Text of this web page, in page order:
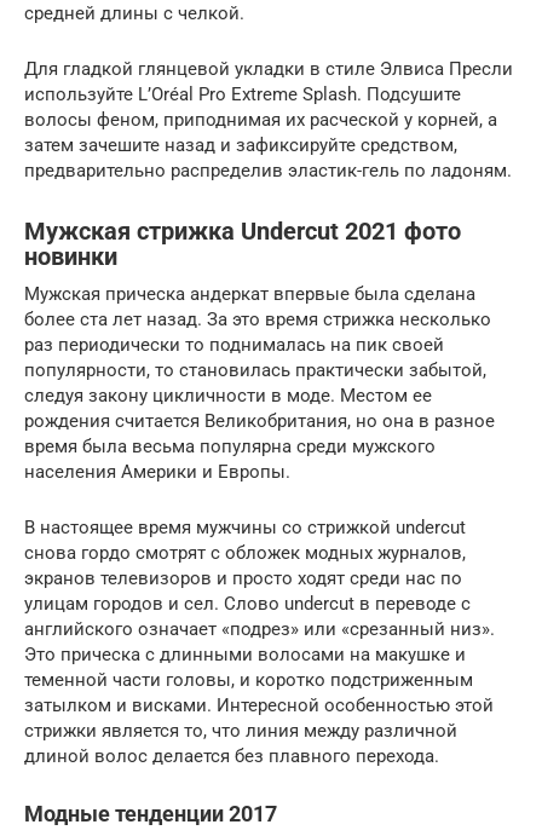
средней длины с челкой.
Для гладкой глянцевой укладки в стиле Элвиса Пресли
используйте L’Oréal Pro Extreme Splash. Подсушите
волосы феном, приподнимая их расческой у корней, а
затем зачешите назад и зафиксируйте средством,
предварительно распределив эластик-гель по ладоням.
Мужская стрижка Undercut 2021 фото
новинки
Мужская прическа андеркат впервые была сделана
более ста лет назад. За это время стрижка несколько
раз периодически то поднималась на пик своей
популярности, то становилась практически забытой,
следуя закону цикличности в моде. Местом ее
рождения считается Великобритания, но она в разное
время была весьма популярна среди мужского
населения Америки и Европы.
В настоящее время мужчины со стрижкой undercut
снова гордо смотрят с обложек модных журналов,
экранов телевизоров и просто ходят среди нас по
улицам городов и сел. Слово undercut в переводе с
английского означает «подрез» или «срезанный низ».
Это прическа с длинными волосами на макушке и
теменной части головы, и коротко подстриженным
затылком и висками. Интересной особенностью этой
стрижки является то, что линия между различной
длиной волос делается без плавного перехода.
Модные тенденции 2017